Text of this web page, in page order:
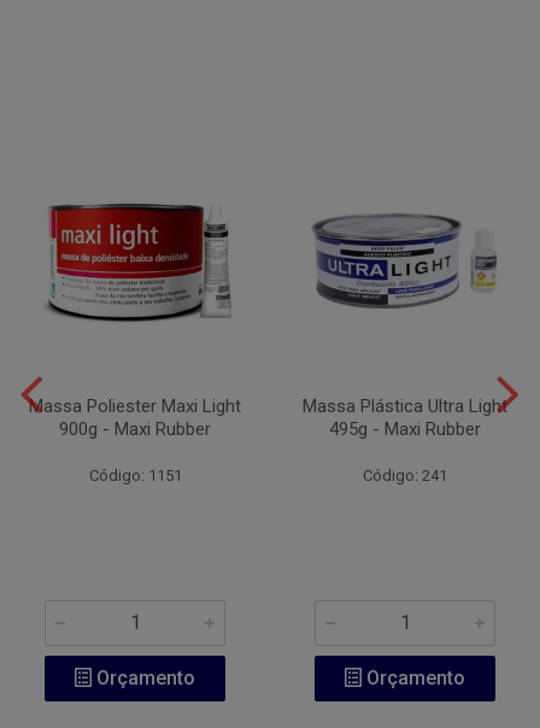
Massa Poliester Maxi Light
900g - Maxi Rubber
Código: 1151
Orçamento
Massa Plástica Ultra Light
495g - Maxi Rubber
Código: 241
Orçamento